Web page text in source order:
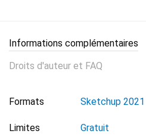
Informations complémentaires
Droits d'auteur et FAQ
Formats Sketchup 2021
Limites Gratuit